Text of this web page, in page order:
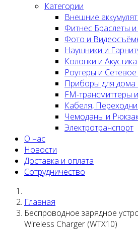
Категории
Внешние
Фитнес Браслеты
Фото и
Наушники и
Колонки и Акустика
Роутеры и
Приборы для дома
FM-трансмиттеры
Кабеля,
Чемоданы и
Электротранспорт
О нас
Новости
Доставка и оплата
Сотрудничество
Главная
Беспроводное зарядное
Wireless Charger (WTX10)